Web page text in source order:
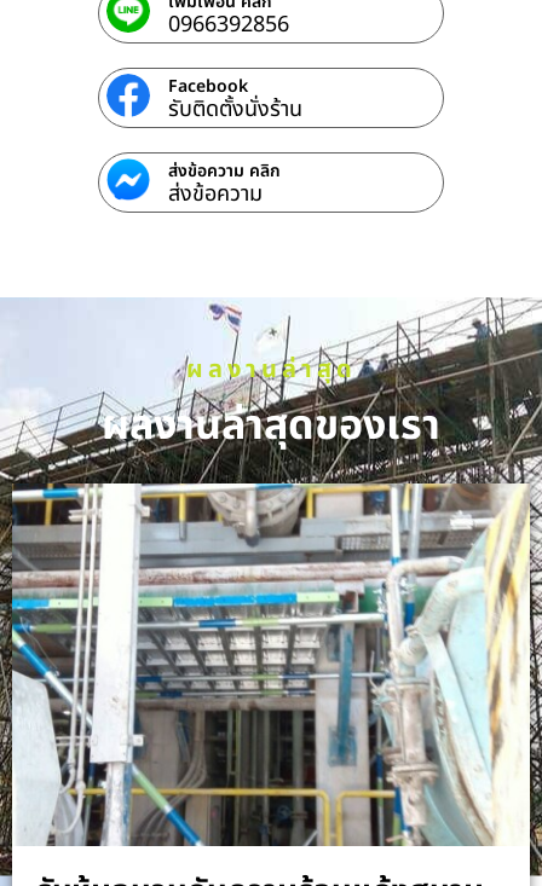
0966392856
Facebook
รับติดตั้งนั่งร้าน
ส่งข้อความ คลิก
ส่งข้อความ
ผลงานล่าสุด
ผลงานล่าสุดของเรา